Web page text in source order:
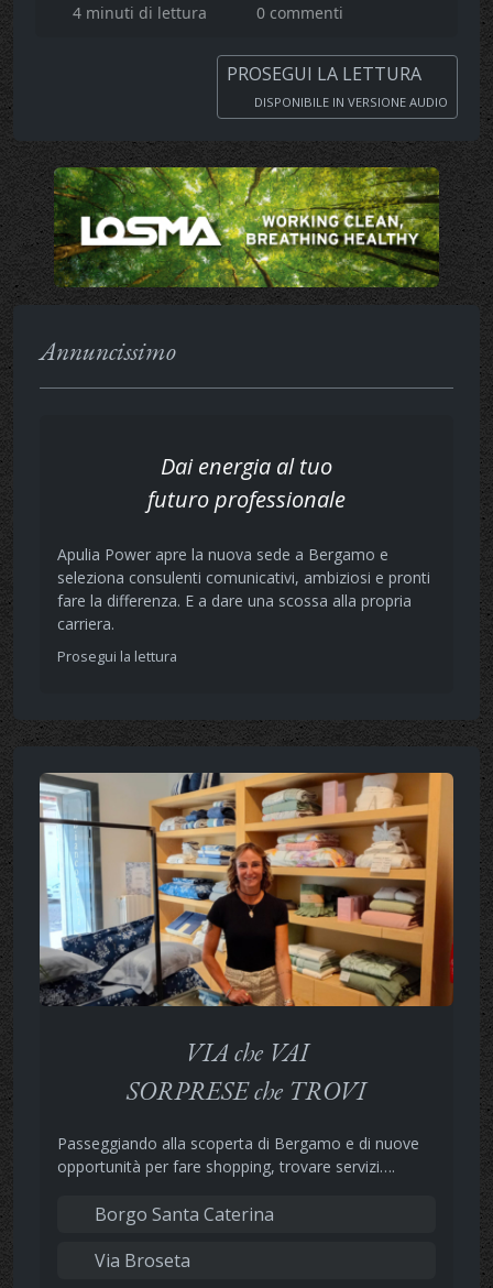
4 minuti di lettura
0 commenti
PROSEGUI LA LETTURA
DISPONIBILE IN VERSIONE AUDIO
Annuncissimo
Dai energia al tuo
futuro professionale
Apulia Power apre la nuova sede a Bergamo e
seleziona consulenti comunicativi, ambiziosi e pronti
fare la differenza. E a dare una scossa alla propria
carriera.
Prosegui la lettura
VIA che VAI
SORPRESE che TROVI
Passeggiando alla scoperta di Bergamo e di nuove
opportunità per fare shopping, trovare servizi….
Borgo Santa Caterina
Via Broseta